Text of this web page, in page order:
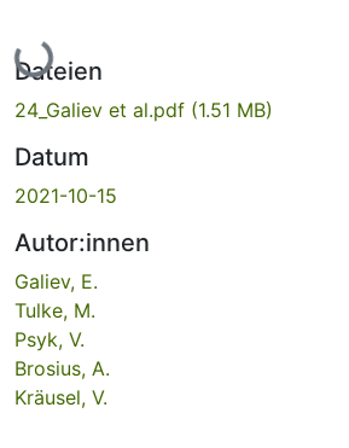
Lade...
Dateien
24_Galiev et al.pdf (1.51 MB)
Datum
2021-10-15
Autor:innen
Galiev, E.
Tulke, M.
Psyk, V.
Brosius, A.
Kräusel, V.